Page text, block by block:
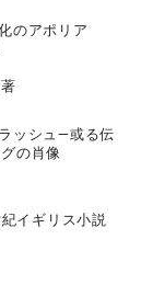
のアポリア
ッシュ―或る伝
の肖像
イギリス小説